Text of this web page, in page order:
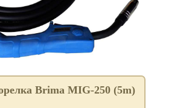
Brima MIG-250 (5m)